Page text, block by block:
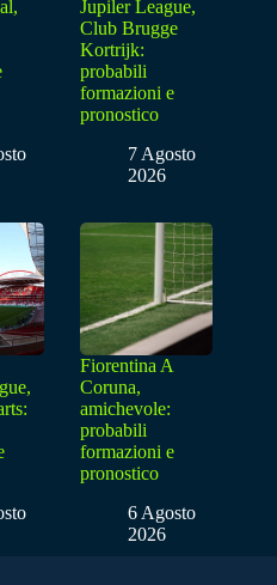
Jupiler League,
Club Brugge
Kortrijk:
probabili
formazioni e
pronostico
7 Agosto
2026
Fiorentina A
Coruna,
amichevole:
probabili
formazioni e
pronostico
6 Agosto
2026